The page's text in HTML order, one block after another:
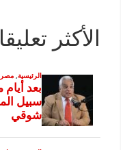
الأكثر تعليقا